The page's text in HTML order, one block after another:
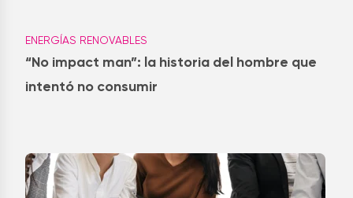
ENERGÍAS RENOVABLES
“No impact man”: la historia del hombre que
intentó no consumir